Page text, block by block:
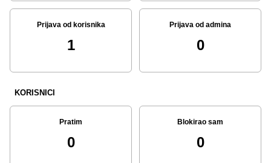
Prijava od korisnika
1
Prijava od admina
0
KORISNICI
Pratim
0
Blokirao sam
0